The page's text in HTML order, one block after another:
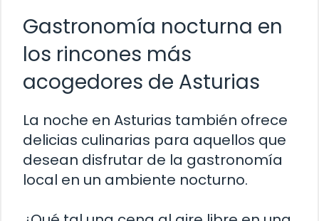
Gastronomía nocturna en
los rincones más
acogedores de Asturias
La noche en Asturias también ofrece
delicias culinarias para aquellos que
desean disfrutar de la gastronomía
local en un ambiente nocturno.